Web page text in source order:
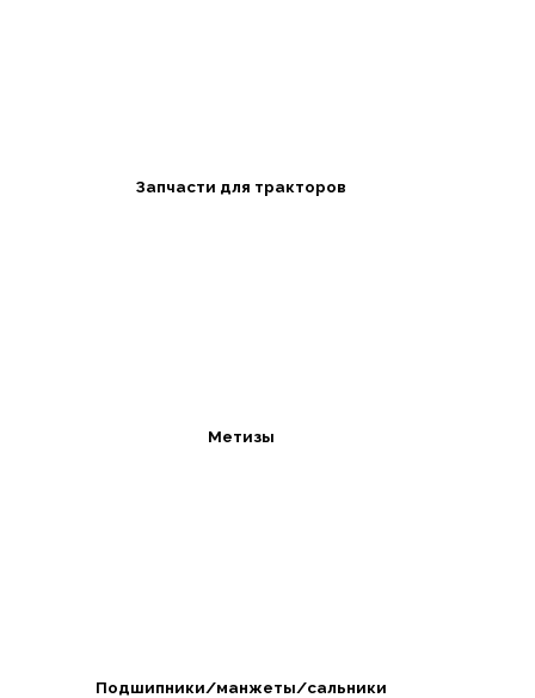
Запчасти для тракторов
Метизы
Подшипники/манжеты/сальники